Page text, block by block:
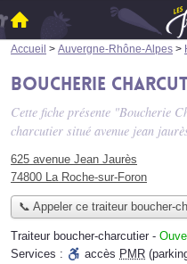
Accueil > Auvergne-Rhône-Alpes >
Boucherie
Cette fiche présente "Boucherie
charcutier situé avenue jean
625 avenue Jean Jaurès
74800 La Roche-sur-Foron
📞 Appeler ce traiteur boucher-
Traiteur boucher-charcutier -
Services :
accès PMR